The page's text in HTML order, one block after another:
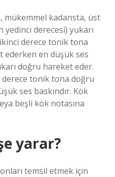
mükemmel kadansta, üst
yedinci derecesi) yukarı
derece tonik tona
ederken en düşük ses
doğru hareket eder.
derece tonik tona doğru
ses baskındır. Kök
beşli kök notasına
yarar?
temsil etmek için